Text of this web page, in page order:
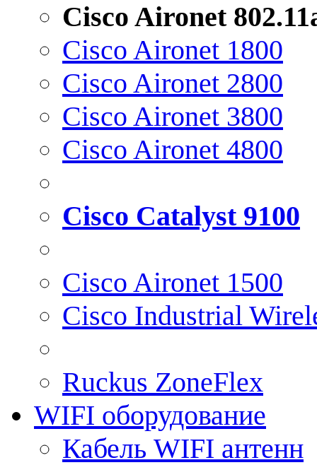
Cisco Aironet
Cisco Aironet 1800
Cisco Aironet 2800
Cisco Aironet 3800
Cisco Aironet 4800
Cisco Catalyst 9100
Cisco Aironet 1500
Cisco Industrial
Ruckus ZoneFlex
WIFI оборудование
Кабель WIFI антенн